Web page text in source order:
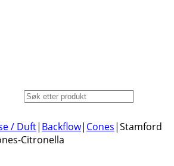
/ Duft| Backflow| Cones|Stamford
Citronella